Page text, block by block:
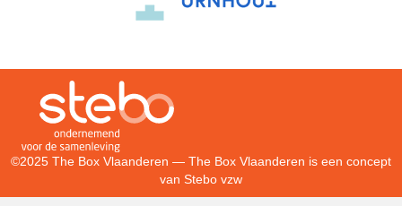
©2025 The Box Vlaanderen — The Box Vlaanderen is een concept
van Stebo vzw